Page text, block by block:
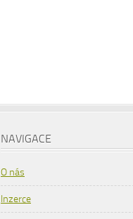
NAVIGACE
O nás
Inzerce